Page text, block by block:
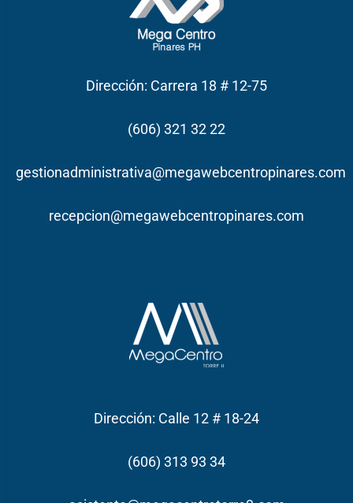
Dirección: Carrera 18 # 12-75
(606) 321 32 22
gestionadministrativa@megawebcentropinares.com
recepcion@megawebcentropinares.com
Dirección: Calle 12 # 18-24
(606) 313 93 34